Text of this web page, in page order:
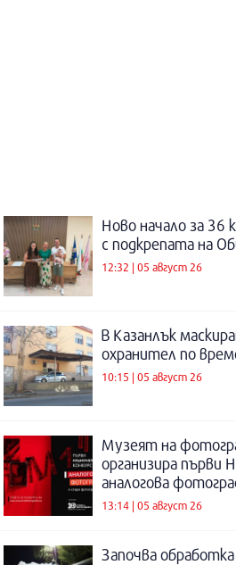
Ново начало за 36
с подкрепата на
12:32 | 05 август 26
В Казанлък
охранител по
10:15 | 05 август 26
Музеят на
организира първи
аналогова
13:14 | 05 август 26
Започва